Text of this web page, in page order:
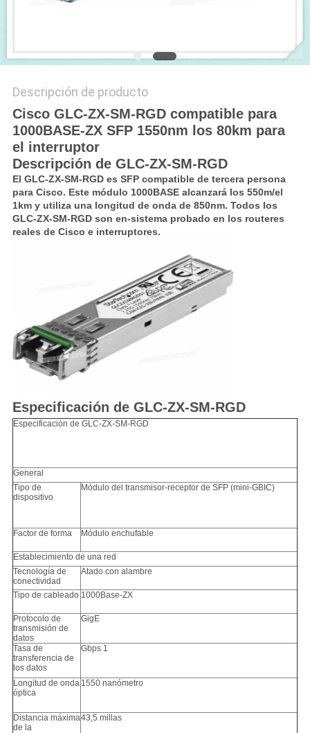
DE
Descripción de producto
Cisco GLC-ZX-SM-RGD compatible para
1000BASE-ZX SFP 1550nm los 80km para
el interruptor
Descripción de GLC-ZX-SM-RGD
El GLC-ZX-SM-RGD es SFP compatible de tercera persona
para Cisco. Este módulo 1000BASE alcanzará los 550m/el
1km y utiliza una longitud de onda de 850nm. Todos los
GLC-ZX-SM-RGD son en-sistema probado en los routeres
reales de Cisco e interruptores.
Especificación de GLC-ZX-SM-RGD
Especificación de GLC-ZX-SM-RGD
General
Tipo de
dispositivo
Módulo del transmisor-receptor de SFP (mini-GBIC)
Factor de forma Módulo enchufable
Establecimiento de una red
Tecnología de
conectividad
Atado con alambre
Tipo de cableado 1000Base-ZX
Protocolo de
transmisión de
datos
GigE
Tasa de
transferencia de
los datos
Gbps 1
Longitud de onda
óptica
1550 nanómetro
Distancia máxima
de la
43,5 millas